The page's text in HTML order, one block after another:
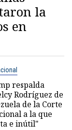
la
en
respalda
Rodríguez de
de la Corte
a la que
e inútil"